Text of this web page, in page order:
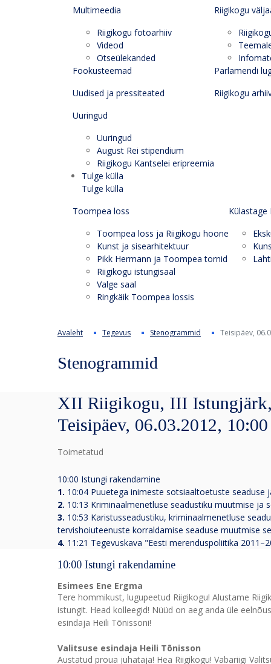
Multimeedia
Riigikogu fotoarhiiv
Videod
Otseülekanded
Fookusteemad
Uudised ja pressiteated
Uuringud
Uuringud
August Rei stipendium
Riigikogu Kantselei eripreemia
Riigikogu
Parlamendi
Riigikogu
Tulge külla
Tulge külla
Toompea loss
Toompea loss ja Riigikogu hoone
Kunst ja sisearhitektuur
Pikk Hermann ja Toompea tornid
Riigikogu istungisaal
Valge saal
Ringkäik Toompea lossis
Külastage
Avaleht Tegevus Stenogrammid Teisipäev,
Stenogrammid
XII Riigikogu, III
Teisipäev, 06.03.2012, 10:00
Toimetatud
10:00 Istungi rakendamine
1. 10:04 Puuetega inimeste sotsiaaltoetuste seaduse
2. 10:13 Kriminaalmenetluse seadustiku muutmise ja
3. 10:53 Karistusseadustiku, kriminaalmenetluse
tervishoiuteenuste korraldamise seaduse muutmise
4. 11:21 Tegevuskava "Eesti merenduspoliitika
10:00 Istungi rakendamine
Esimees Ene Ergma
Tere hommikust, lugupeetud Riigikogu! Alustame
istungit. Head kolleegid! Nüüd on aeg anda üle
esindaja Heili Tõnissoni!
Valitsuse esindaja Heili Tõnisson
Austatud proua juhataja! Hea Riigikogu! Vabariigi